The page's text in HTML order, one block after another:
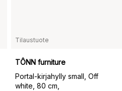
Tilaustuote
TÔNN furniture
Portal-kirjahylly small, Off
white, 80 cm,